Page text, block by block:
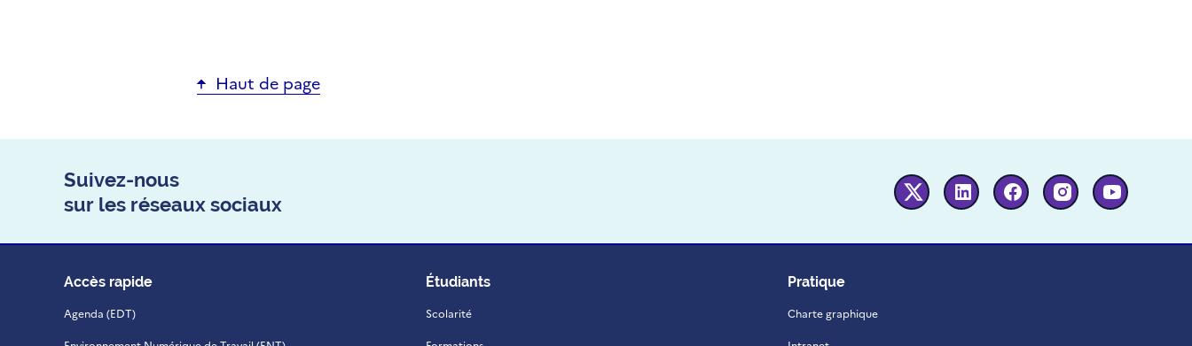
Haut de page
Suivez-nous
sur les réseaux sociaux
Twitter Linkedin FacebookInstagram
Accès rapide
Agenda (EDT)
Étudiants
Scolarité
Pratique
Charte graphique